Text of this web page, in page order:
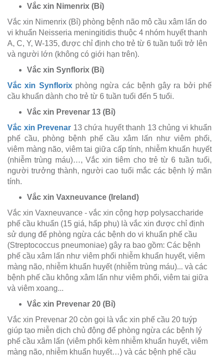
Vắc xin Nimenrix (Bỉ)
Vắc xin Nimenrix (Bỉ) phòng bệnh não mô cầu xâm lấn do
vi khuẩn Neisseria meningitidis thuộc 4 nhóm huyết thanh
A, C, Y, W-135, được chỉ định cho trẻ từ 6 tuần tuổi trở lên
và người lớn (không có giới hạn trên).
Vắc xin Synflorix (Bỉ)
Vắc xin Synflorixphòng ngừa các bệnh gây ra bởi phế
cầu khuẩn dành cho trẻ từ 6 tuần tuổi đến 5 tuổi.
Vắc xin Prevenar 13 (Bỉ)
Vắc xin Prevenar 13 chứa huyết thanh 13 chủng vi khuẩn
phế cầu, phòng bệnh phế cầu xâm lấn như viêm phổi,
viêm màng não, viêm tai giữa cấp tính, nhiễm khuẩn huyết
(nhiễm trùng máu)…, Vắc xin tiêm cho trẻ từ 6 tuần tuổi,
người trưởng thành, người cao tuổi mắc các bệnh lý mãn
tính.
Vắc xin Vaxneuvance (Ireland)
Vắc xin Vaxneuvance - vắc xin cộng hợp polysaccharide
phế cầu khuẩn (15 giá, hấp phụ) là vắc xin được chỉ định
sử dụng để phòng ngừa các bệnh do vi khuẩn phế cầu
(Streptococcus pneumoniae) gây ra bao gồm: Các bệnh
phế cầu xâm lấn như viêm phổi nhiễm khuẩn huyết, viêm
màng não, nhiễm khuẩn huyết (nhiễm trùng máu)... và các
bệnh phế cầu không xâm lấn như viêm phổi, viêm tai giữa
và viêm xoang...
Vắc xin Prevenar 20 (Bỉ)
Vắc xin Prevenar 20 còn gọi là vắc xin phế cầu 20 tuýp
giúp tạo miễn dịch chủ động để phòng ngừa các bệnh lý
phế cầu xâm lấn (viêm phổi kèm nhiễm khuẩn huyết, viêm
màng não, nhiễm khuẩn huyết…) và các bệnh phế cầu